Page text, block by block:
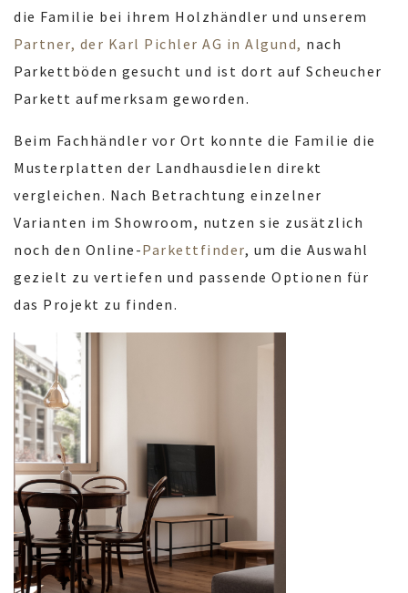
die Familie bei ihrem Holzhändler und unserem
Partner, der Karl Pichler AG in Algund, nach
Parkettböden gesucht und ist dort auf Scheucher
Parkett aufmerksam geworden.
Beim Fachhändler vor Ort konnte die Familie die
Musterplatten der Landhausdielen direkt
vergleichen. Nach Betrachtung einzelner
Varianten im Showroom, nutzen sie zusätzlich
noch den Online-Parkettfinder, um die Auswahl
gezielt zu vertiefen und passende Optionen für
das Projekt zu finden.